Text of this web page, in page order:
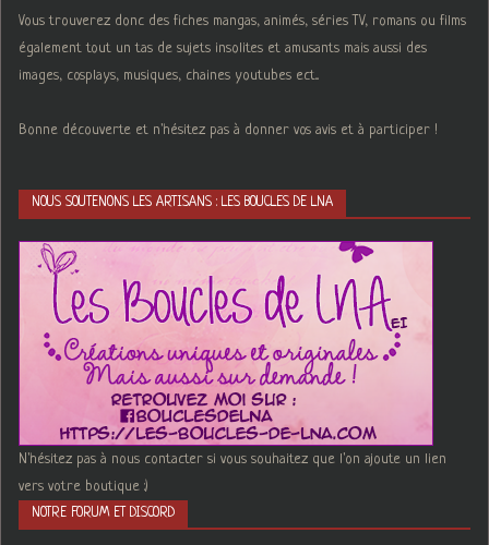
Vous trouverez donc des fiches mangas, animés, séries TV, romans ou films
également tout un tas de sujets insolites et amusants mais aussi des
images, cosplays, musiques, chaines youtubes ect...
Bonne découverte et n'hésitez pas à donner vos avis et à participer !
NOUS SOUTENONS LES ARTISANS : LES BOUCLES DE LNA
N'hésitez pas à nous contacter si vous souhaitez que l'on ajoute un lien
vers votre boutique :)
NOTRE FORUM ET DISCORD